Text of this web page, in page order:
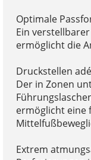
Optimale
Ein
ermöglicht die
Druckstellen adé
Der in Zonen
ermöglicht eine
Extrem